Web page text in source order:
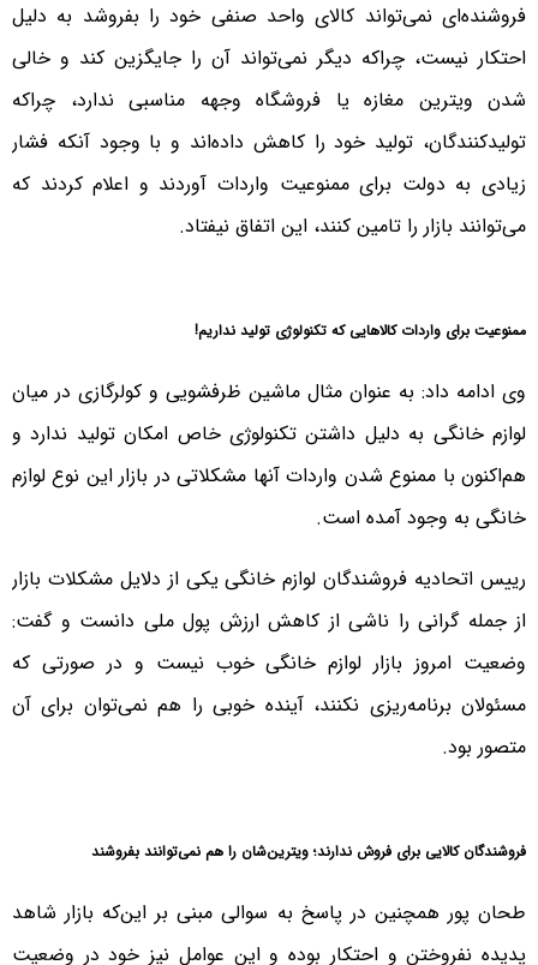
فروشنده‌ای نمی‌تواند کالای واحد صنفی خود را بفروشد به دلیل
احتکار نیست، چراکه دیگر نمی‌تواند آن را جایگزین کند و خالی
شدن ویترین مغازه یا فروشگاه وجهه مناسبی ندارد، چراکه
تولیدکنندگان، تولید خود را کاهش داده‌اند و با وجود آنکه فشار
زیادی به دولت برای ممنوعیت واردات آوردند و اعلام کردند که
می‌توانند بازار را تامین کنند، این اتفاق نیفتاد.
ممنوعیت برای واردات کالاهایی که تکنولوژی تولید نداریم!
وی ادامه داد: به عنوان مثال ماشین ظرفشویی و کولرگازی در میان
لوازم خانگی به دلیل داشتن تکنولوژی خاص امکان تولید ندارد و
هم‌اکنون با ممنوع شدن واردات آنها مشکلاتی در بازار این نوع لوازم
خانگی به وجود آمده است.
رییس اتحادیه فروشندگان لوازم خانگی یکی از دلایل مشکلات بازار
از جمله گرانی را ناشی از کاهش ارزش پول ملی دانست و گفت:
وضعیت امروز بازار لوازم خانگی خوب نیست و در صورتی که
مسئولان برنامه‌ریزی نکنند، آینده خوبی را هم نمی‌توان برای آن
متصور بود.
فروشندگان کالایی برای فروش ندارند؛ ویترین‌شان را هم نمی‌توانند بفروشند
طحان پور همچنین در پاسخ به سوالی مبنی بر این‌که بازار شاهد
پدیده نفروختن و احتکار بوده و این عوامل نیز خود در وضعیت